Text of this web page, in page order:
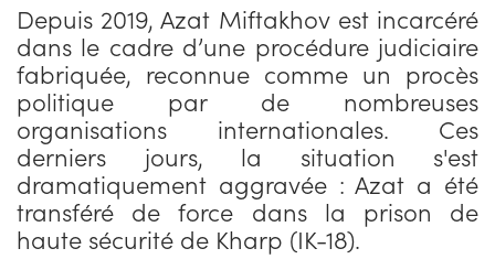
Depuis 2019, Azat Miftakhov est incarcéré
dans le cadre d’une procédure judiciaire
fabriquée, reconnue comme un procès
politique par de nombreuses
organisations internationales. Ces
derniers jours, la situation s'est
dramatiquement aggravée : Azat a été
transféré de force dans la prison de
haute sécurité de Kharp (IK-18).